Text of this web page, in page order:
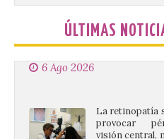
ÚLTIMASLa retinopatía
provocar
visión central,
especialista en Oftalmología
San Juan de Dios de León,
Ruiz, advierte de […]